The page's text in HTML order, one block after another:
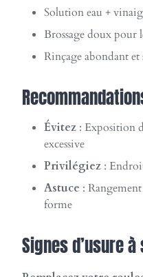
Solution eau +
Brossage doux pour
Rinçage abondant et
Évitez : Exposition
excessive
Privilégiez :
Astuce :
forme
Signes d’usure